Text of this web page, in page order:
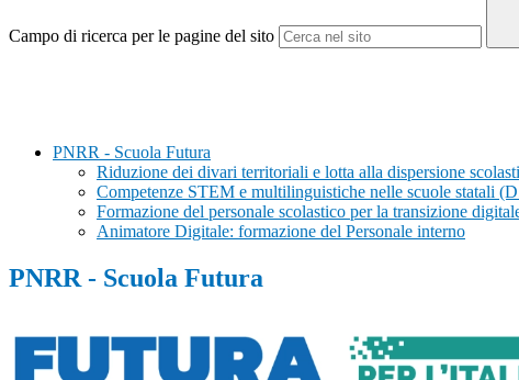
Campo di ricerca per le pagine del sito
PNRR - Scuola Futura
Riduzione dei divari territoriali e lotta alla dispersione
Competenze STEM e multilinguistiche nelle scuole statali
Formazione del personale scolastico per la transizione
Animatore Digitale: formazione del Personale interno
PNRR - Scuola Futura